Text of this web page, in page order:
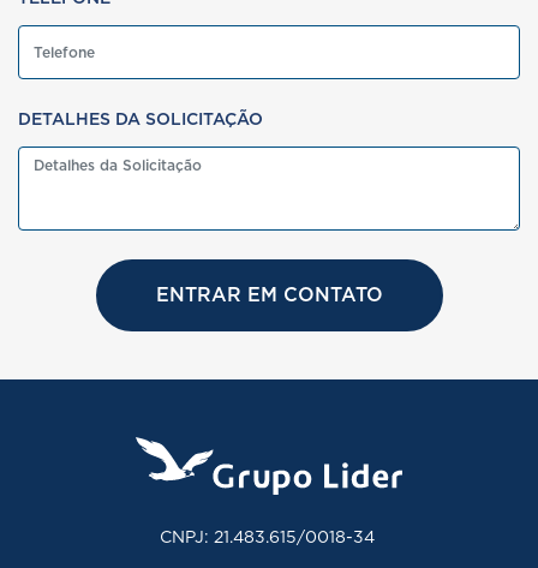
DETALHES DA SOLICITAÇÃO
ENTRAR EM CONTATO
CNPJ: 21.483.615/0018-34